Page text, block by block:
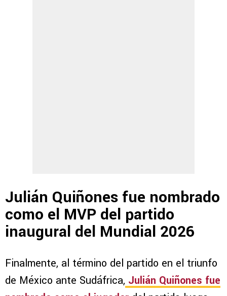
Julián Quiñones fue nombrado
como el MVP del partido
inaugural del Mundial 2026
Finalmente, al término del partido en el triunfo
de México ante Sudáfrica, Julián Quiñones fue